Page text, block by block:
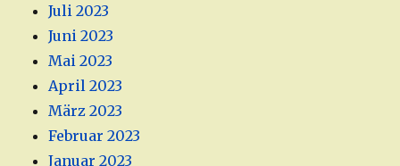
Juli 2023
Juni 2023
Mai 2023
April 2023
März 2023
Februar 2023
Januar 2023